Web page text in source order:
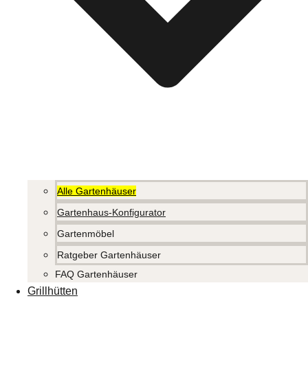
Alle Gartenhäuser
Gartenhaus-Konfigurator
Gartenmöbel
Ratgeber Gartenhäuser
FAQ Gartenhäuser
Grillhütten